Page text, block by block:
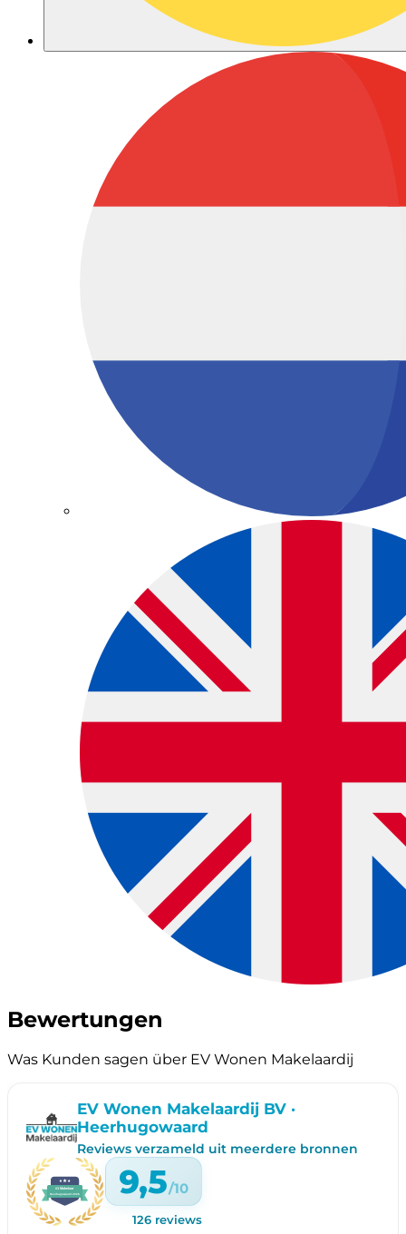
Bewertungen
Was Kunden sagen über EV Wonen Makelaardij